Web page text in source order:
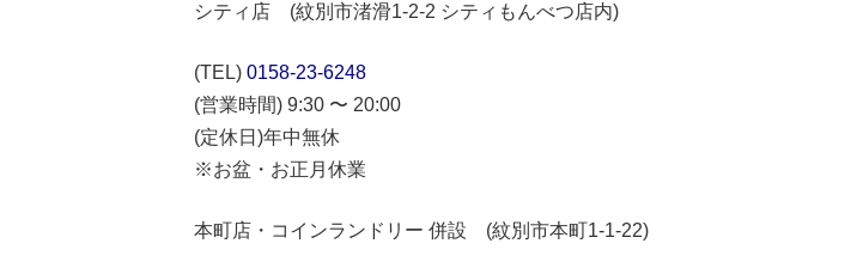
シティ店 (紋別市渚滑1-2-2 シティもんべつ店内)
(TEL) 0158-23-6248
(営業時間) 9:30 〜 20:00
(定休日)年中無休
※お盆・お正月休業
本町店・コインランドリー 併設 (紋別市本町1-1-22)